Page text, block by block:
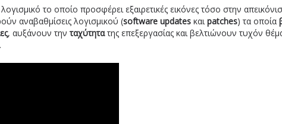
το οποίο προσφέρει εξαιρετικές εικόνες τόσο στην
αναβαθμίσεις λογισμικού (software updates καιpatches) τα οποία
, αυξάνουν τηνταχύτητατης επεξεργασίας και βελτιώνουν τυχόν